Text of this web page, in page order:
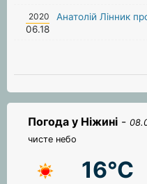
2020
06.18
Анатолій Лінник
Погода у Ніжині -
чисте небо
16°C